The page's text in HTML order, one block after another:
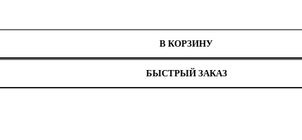
В КОРЗИНУ
БЫСТРЫЙ ЗАКАЗ